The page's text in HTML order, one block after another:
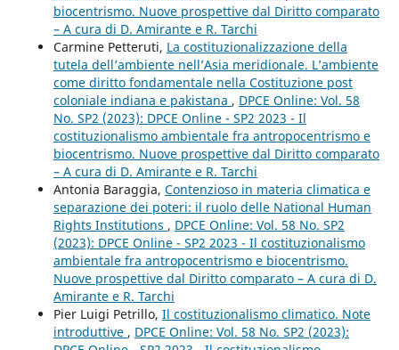
biocentrismo. Nuove prospettive dal Diritto comparato
– A cura di D. Amirante e R. Tarchi
Carmine Petteruti, La costituzionalizzazione della
tutela dell’ambiente nell’Asia meridionale. L’ambiente
come diritto fondamentale nella Costituzione post
coloniale indiana e pakistana , DPCE Online: Vol. 58
No. SP2 (2023): DPCE Online - SP2 2023 - Il
costituzionalismo ambientale fra antropocentrismo e
biocentrismo. Nuove prospettive dal Diritto comparato
– A cura di D. Amirante e R. Tarchi
Antonia Baraggia, Contenzioso in materia climatica e
separazione dei poteri: il ruolo delle National Human
Rights Institutions , DPCE Online: Vol. 58 No. SP2
(2023): DPCE Online - SP2 2023 - Il costituzionalismo
ambientale fra antropocentrismo e biocentrismo.
Nuove prospettive dal Diritto comparato – A cura di D.
Amirante e R. Tarchi
Pier Luigi Petrillo, Il costituzionalismo climatico. Note
introduttive , DPCE Online: Vol. 58 No. SP2 (2023):